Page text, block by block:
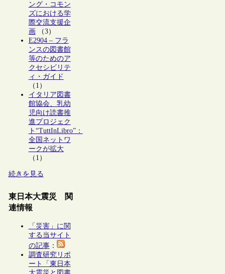
ング・コモン
ズにおける学
際交流支援企
画 （3）
E2904 – フラ
ンスの図書館
等のためのア
クセシビリテ
ィ・ガイド
（1）
イタリア図書
館協会、乳幼
児向け読書推
進プロジェク
ト“TuttInLibro”：
全国ネットワ
ークが拡大
（1）
続きを見る
東日本大震災 関
連情報
「災害」に関
する当サイト
の記事：
調査研究リポ
ート「東日本